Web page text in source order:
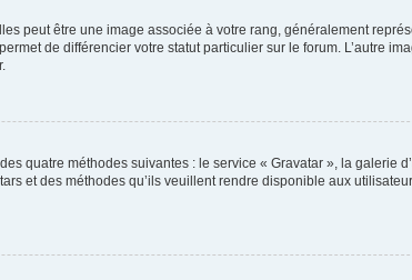
peut être une image associée à votre rang, généralement
de différencier votre statut particulier sur le forum. L’autre
quatre méthodes suivantes : le service « Gravatar », la galerie
et des méthodes qu’ils veuillent rendre disponible aux